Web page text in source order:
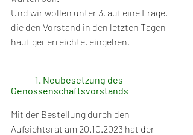
Und wir wollen unter 3. auf eine Frage,
die den Vorstand in den letzten Tagen
häufiger erreichte, eingehen.
1. Neubesetzung des
Genossenschaftsvorstands
Mit der Bestellung durch den
Aufsichtsrat am 20.10.2023 hat der